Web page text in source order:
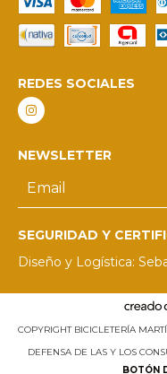
REDES SOCIALES
NEWSLETTER
SEGURIDAD Y
Diseño y Logística:
COPYRIGHT BICICLETERÍA
DEFENSA DE LAS Y LOS
BOTÓN